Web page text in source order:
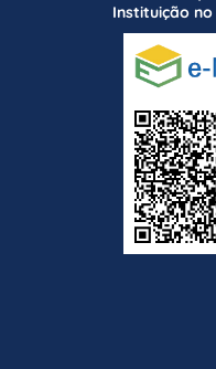
Instituição no